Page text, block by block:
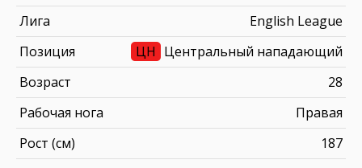
Лига
English League
Позиция
ЦН Центральный нападающий
Возраст
28
Рабочая нога
Правая
Рост (см)
187